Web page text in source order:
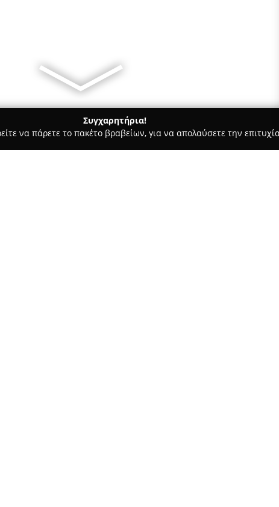
Συγχαρητήρια!
να πάρετε το πακέτο βραβείων, για να απολαύσετε την